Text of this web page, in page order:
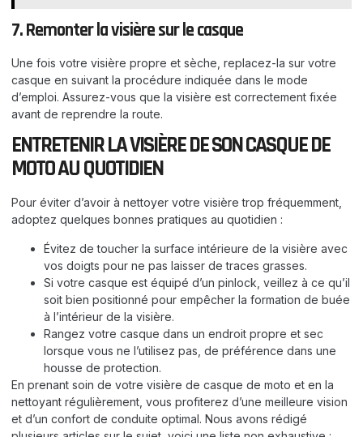
7. Remonter la visière sur le casque
Une fois votre visière propre et sèche, replacez-la sur votre
casque en suivant la procédure indiquée dans le mode
d’emploi. Assurez-vous que la visière est correctement fixée
avant de reprendre la route.
ENTRETENIR LA VISIÈRE DE SON CASQUE DE
MOTO AU QUOTIDIEN
Pour éviter d’avoir à nettoyer votre visière trop fréquemment,
adoptez quelques bonnes pratiques au quotidien :
Évitez de toucher la surface intérieure de la visière avec
vos doigts pour ne pas laisser de traces grasses.
Si votre casque est équipé d’un pinlock, veillez à ce qu’il
soit bien positionné pour empêcher la formation de buée
à l’intérieur de la visière.
Rangez votre casque dans un endroit propre et sec
lorsque vous ne l’utilisez pas, de préférence dans une
housse de protection.
En prenant soin de votre visière de casque de moto et en la
nettoyant régulièrement, vous profiterez d’une meilleure vision
et d’un confort de conduite optimal. Nous avons rédigé